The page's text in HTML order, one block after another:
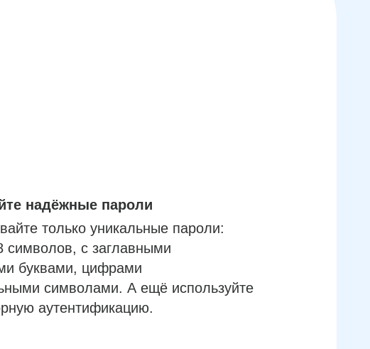
надёжные пароли
только уникальные пароли:
символов, с заглавными
буквами, цифрами
символами. А ещё используйте
аутентификацию.